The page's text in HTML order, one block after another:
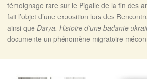
témoignage rare sur le Pigalle de la fin des
fait l’objet d’une exposition lors des
ainsi que Darya. Histoire d’une badante
documente un phénomène migratoire